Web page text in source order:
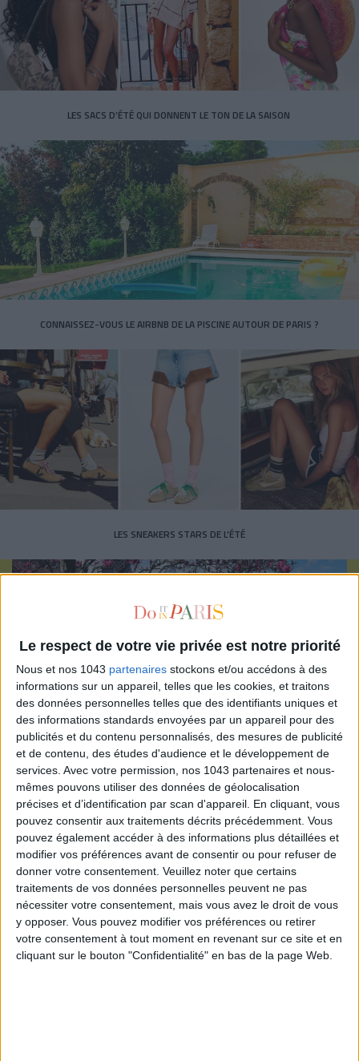
Le respect de votre vie privée est notre priorité
Nous et nos 1043 partenaires stockons et/ou accédons à des
informations sur un appareil, telles que les cookies, et traitons
des données personnelles telles que des identifiants uniques et
des informations standards envoyées par un appareil pour des
publicités et du contenu personnalisés, des mesures de publicité
et de contenu, des études d'audience et le développement de
services. Avec votre permission, nos 1043 partenaires et nous-
mêmes pouvons utiliser des données de géolocalisation
précises et d’identification par scan d'appareil. En cliquant, vous
pouvez consentir aux traitements décrits précédemment. Vous
pouvez également accéder à des informations plus détaillées et
modifier vos préférences avant de consentir ou pour refuser de
donner votre consentement. Veuillez noter que certains
traitements de vos données personnelles peuvent ne pas
nécessiter votre consentement, mais vous avez le droit de vous
y opposer. Vous pouvez modifier vos préférences ou retirer
votre consentement à tout moment en revenant sur ce site et en
cliquant sur le bouton "Confidentialité" en bas de la page Web.
LES SACS D’ÉTÉ QUI DONNENT LE TON DE LA SAISON
CONNAISSEZ-VOUS LE AIRBNB DE LA PISCINE AUTOUR DE PARIS ?
LES SNEAKERS STARS DE L’ÉTÉ
Inscrivez-vous à notre newsletter
S'INSCRIRE